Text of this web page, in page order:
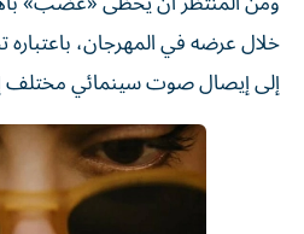
خلال عرضه في المهرجان، باعتباره
إلى إيصال صوت سينمائي مختلف